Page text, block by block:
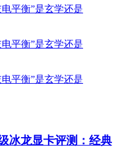
冰龙显卡评测：经典